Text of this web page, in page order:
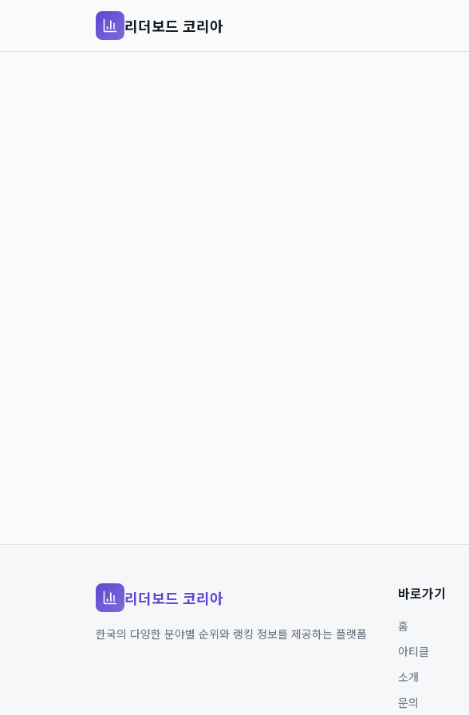
리더보드 코리아
리더보드 코리아
한국의 다양한 분야별 순위와 랭킹 정보를 제공하는 플랫폼
바로가기
홈
아티클
소개
문의